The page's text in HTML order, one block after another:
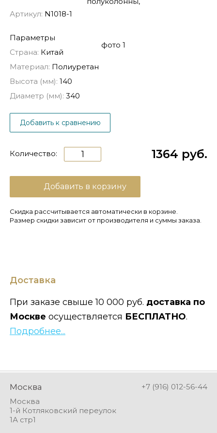
Артикул: N1018-1
Параметры
Страна: Китай
Материал: Полиуретан
Высота (мм): 140
Диаметр (мм): 340
Добавить к сравнению
1364 руб.
Количество:
Добавить в корзину
Скидка рассчитывается автоматически в корзине.
Размер скидки зависит от производителя и суммы заказа.
Доставка
При заказе свыше 10 000 руб. доставка по
Москве осуществляется БЕСПЛАТНО.
Подробнее...
Москва
+7 (916) 012-56-44
Москва
1-й Котляковский переулок
1А стр1